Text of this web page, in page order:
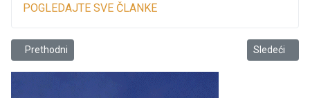
POGLEDAJTE SVE ČLANKE
Prethodni članak: Iz Kuće maslina...
Prethodni Sledeći
Sledeći